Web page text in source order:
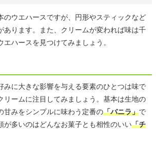
のウエハースですが、円形やスティックなど
あります。また、クリームが変われば味は千
ハースを見つけてみましょう。
みに大きな影響を与える要素のひとつは味で
リームに注目してみましょう。基本は生地の
甘みをシンプルに味わう定番の「バニラ」で
が多いのはどんなお菓子とも相性のいい「チ